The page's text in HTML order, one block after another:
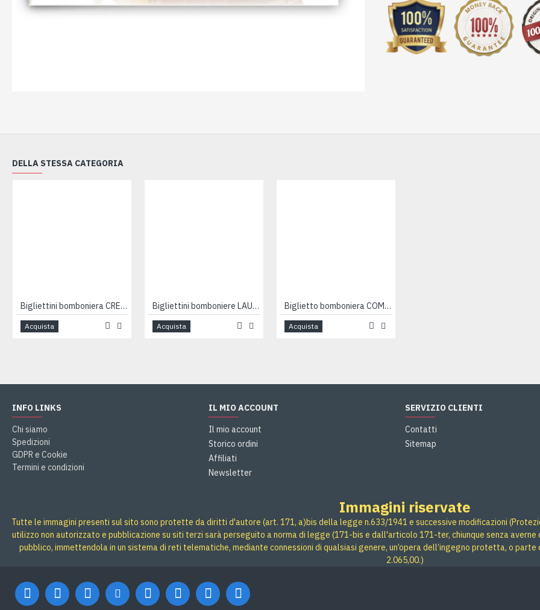
DELLA STESSA CATEGORIA
Bigliettini bomboniera CRESIMA 100pz
Acquista
Bigliettini bomboniere LAUREA 100pz
Acquista
Biglietto bomboniera COMUNIONE 200pz
Acquista
INFO LINKS
Chi siamo
Spedizioni
GDPR e Cookie
Termini e condizioni
IL MIO ACCOUNT
Il mio account
Storico ordini
Affiliati
Newsletter
SERVIZIO CLIENTI
Contatti
Sitemap
Immagini riservate
Tutte le immagini presenti sul sito sono protette da diritti d'autore (art. 171, a)bis della legge n.633/1941 e successive modificazioni
utilizzo non autorizzato e pubblicazione su siti terzi sarà perseguito a norma di legge (171-bis e dall'articolo 171-ter, chiunque senza
pubblico, immettendola in un sistema di reti telematiche, mediante connessioni di qualsiasi genere, un’opera dell’ingegno protetta, o
2.065,00.)